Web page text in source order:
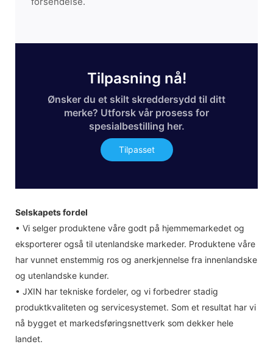
Tilpasning nå!
Ønsker du et skilt skreddersydd til ditt
merke? Utforsk vår prosess for
spesialbestilling her.
Tilpasset
Selskapets fordel
• Vi selger produktene våre godt på hjemmemarkedet og
eksporterer også til utenlandske markeder. Produktene våre
har vunnet enstemmig ros og anerkjennelse fra innenlandske
og utenlandske kunder.
• JXIN har tekniske fordeler, og vi forbedrer stadig
produktkvaliteten og servicesystemet. Som et resultat har vi
nå bygget et markedsføringsnettverk som dekker hele
landet.